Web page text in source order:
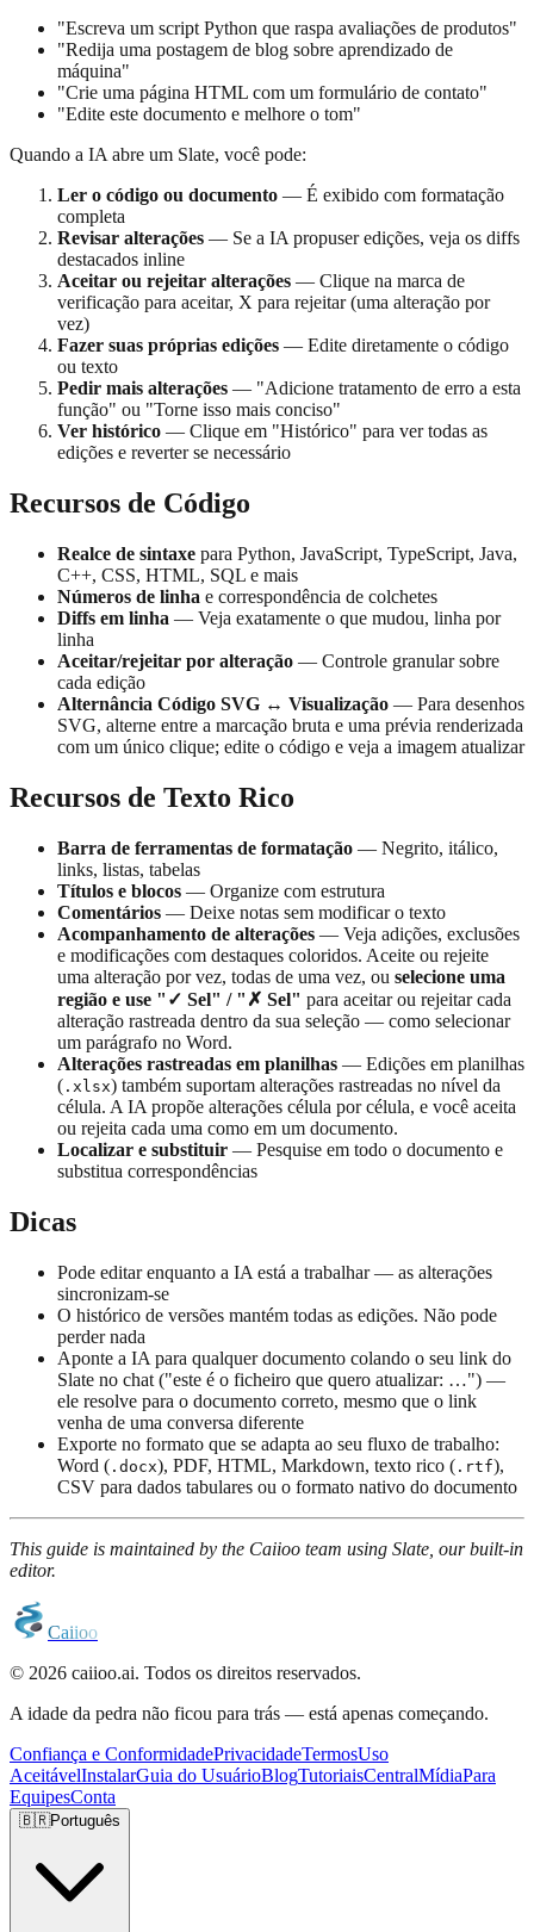
"Escreva um script Python que raspa avaliações de produtos"
"Redija uma postagem de blog sobre aprendizado de
máquina"
"Crie uma página HTML com um formulário de contato"
"Edite este documento e melhore o tom"
Quando a IA abre um Slate, você pode:
Ler o código ou documento — É exibido com formatação
completa
Revisar alterações — Se a IA propuser edições, veja os diffs
destacados inline
Aceitar ou rejeitar alterações — Clique na marca de
verificação para aceitar, X para rejeitar (uma alteração por
vez)
Fazer suas próprias edições — Edite diretamente o código
ou texto
Pedir mais alterações — "Adicione tratamento de erro a esta
função" ou "Torne isso mais conciso"
Ver histórico — Clique em "Histórico" para ver todas as
edições e reverter se necessário
Recursos de Código
Realce de sintaxe para Python, JavaScript, TypeScript, Java,
C++, CSS, HTML, SQL e mais
Números de linha e correspondência de colchetes
Diffs em linha — Veja exatamente o que mudou, linha por
linha
Aceitar/rejeitar por alteração — Controle granular sobre
cada edição
Alternância Código SVG ↔ Visualização — Para desenhos
SVG, alterne entre a marcação bruta e uma prévia renderizada
com um único clique; edite o código e veja a imagem atualizar
Recursos de Texto Rico
Barra de ferramentas de formatação — Negrito, itálico,
links, listas, tabelas
Títulos e blocos — Organize com estrutura
Comentários — Deixe notas sem modificar o texto
Acompanhamento de alterações — Veja adições, exclusões
e modificações com destaques coloridos. Aceite ou rejeite
uma alteração por vez, todas de uma vez, ou selecione uma
região e use "✓ Sel" / "✗ Sel" para aceitar ou rejeitar cada
alteração rastreada dentro da sua seleção — como selecionar
um parágrafo no Word.
Alterações rastreadas em planilhas — Edições em planilhas
( .xlsx) também suportam alterações rastreadas no nível da
célula. A IA propõe alterações célula por célula, e você aceita
ou rejeita cada uma como em um documento.
Localizar e substituir — Pesquise em todo o documento e
substitua correspondências
Dicas
Pode editar enquanto a IA está a trabalhar — as alterações
sincronizam-se
O histórico de versões mantém todas as edições. Não pode
perder nada
Aponte a IA para qualquer documento colando o seu link do
Slate no chat ("este é o ficheiro que quero atualizar: …") —
ele resolve para o documento correto, mesmo que o link
venha de uma conversa diferente
Exporte no formato que se adapta ao seu fluxo de trabalho:
Word ( .docx), PDF, HTML, Markdown, texto rico ( .rtf),
CSV para dados tabulares ou o formato nativo do documento
This guide is maintained by the Caiioo team using Slate, our built-in
editor.
Caiioo
© 2026 caiioo.ai. Todos os direitos reservados.
A idade da pedra não ficou para trás — está apenas começando.
Confiança e ConformidadePrivacidadeTermosUso
AceitávelInstalarGuia do UsuárioBlogTutoriaisCentralMídiaPara
EquipesConta
🇧🇷Português